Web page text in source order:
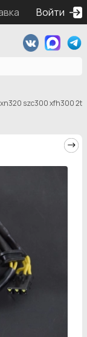
Контакты
Войти
xn320 szc300 xfh300 2t